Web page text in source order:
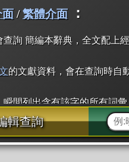
面/繁體介面 ：
查詢 簡編本辭典，全文配上
的文獻資料，會在查詢時自
間列出含有該字的所有詞彙
出所有「同部首字」。也支
經過自動斷詞，點擊便可瞬
輯查詢